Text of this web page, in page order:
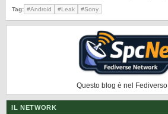
Tag: #Android #Leak #Sony
Questo blog è nel Fediverso
IL NETWORK